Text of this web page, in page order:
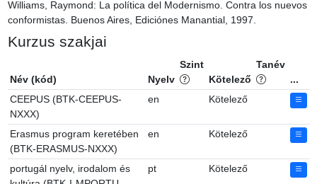
Williams, Raymond: La política del Modernismo. Contra los nuevos
conformistas. Buenos Aires, Ediciónes Manantial, 1997.
Kurzus szakjai
Név (kód) Nyelv
Szint
Kötelező
Tanév
...
CEEPUS (BTK-CEEPUS-
NXXX)
en Kötelező
Erasmus program keretében
(BTK-ERASMUS-NXXX)
en Kötelező
portugál nyelv, irodalom és
pt Kötelező